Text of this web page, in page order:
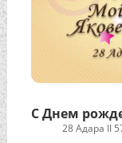
С Днем
28 Адара II